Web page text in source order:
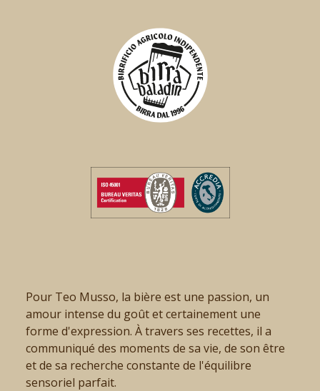
Pour Teo Musso, la bière est une passion, un
amour intense du goût et certainement une
forme d'expression. À travers ses recettes, il a
communiqué des moments de sa vie, de son être
et de sa recherche constante de l'équilibre
sensoriel parfait.